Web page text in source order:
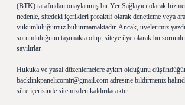
(BTK) tarafından onaylanmış bir Yer Sağlayıcı olarak
nedenle, sitedeki içerikleri proaktif olarak denetleme veya
yükümlülüğümüz bulunmamaktadır. Ancak, üyelerimiz
sorumluluğunu taşımakta olup, siteye üye olarak bu
sayılırlar.
Hukuka ve yasal düzenlemelere aykırı olduğunu
backlinkpanelicomtr@gmail.com adresine bildirmeniz
süre içerisinde sitemizden kaldırılacaktır.